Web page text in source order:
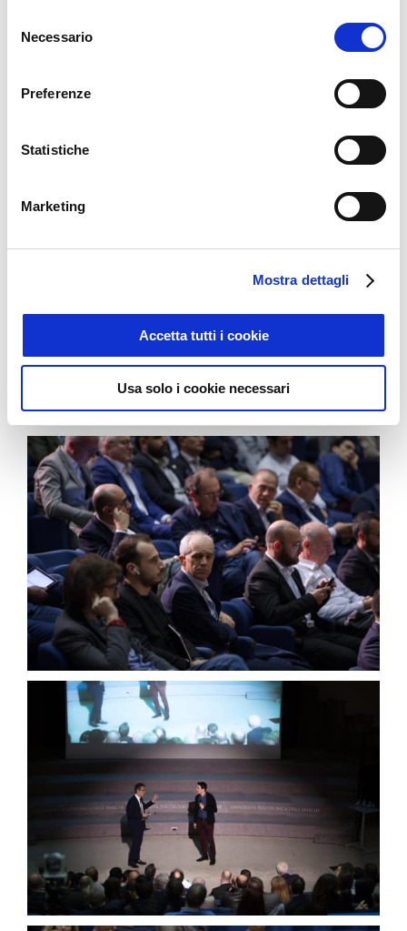
delNecessario
Preferenze
Statistiche
Marketing
Mostra dettagli
Accetta tutti i cookie
Usa solo i cookie necessari